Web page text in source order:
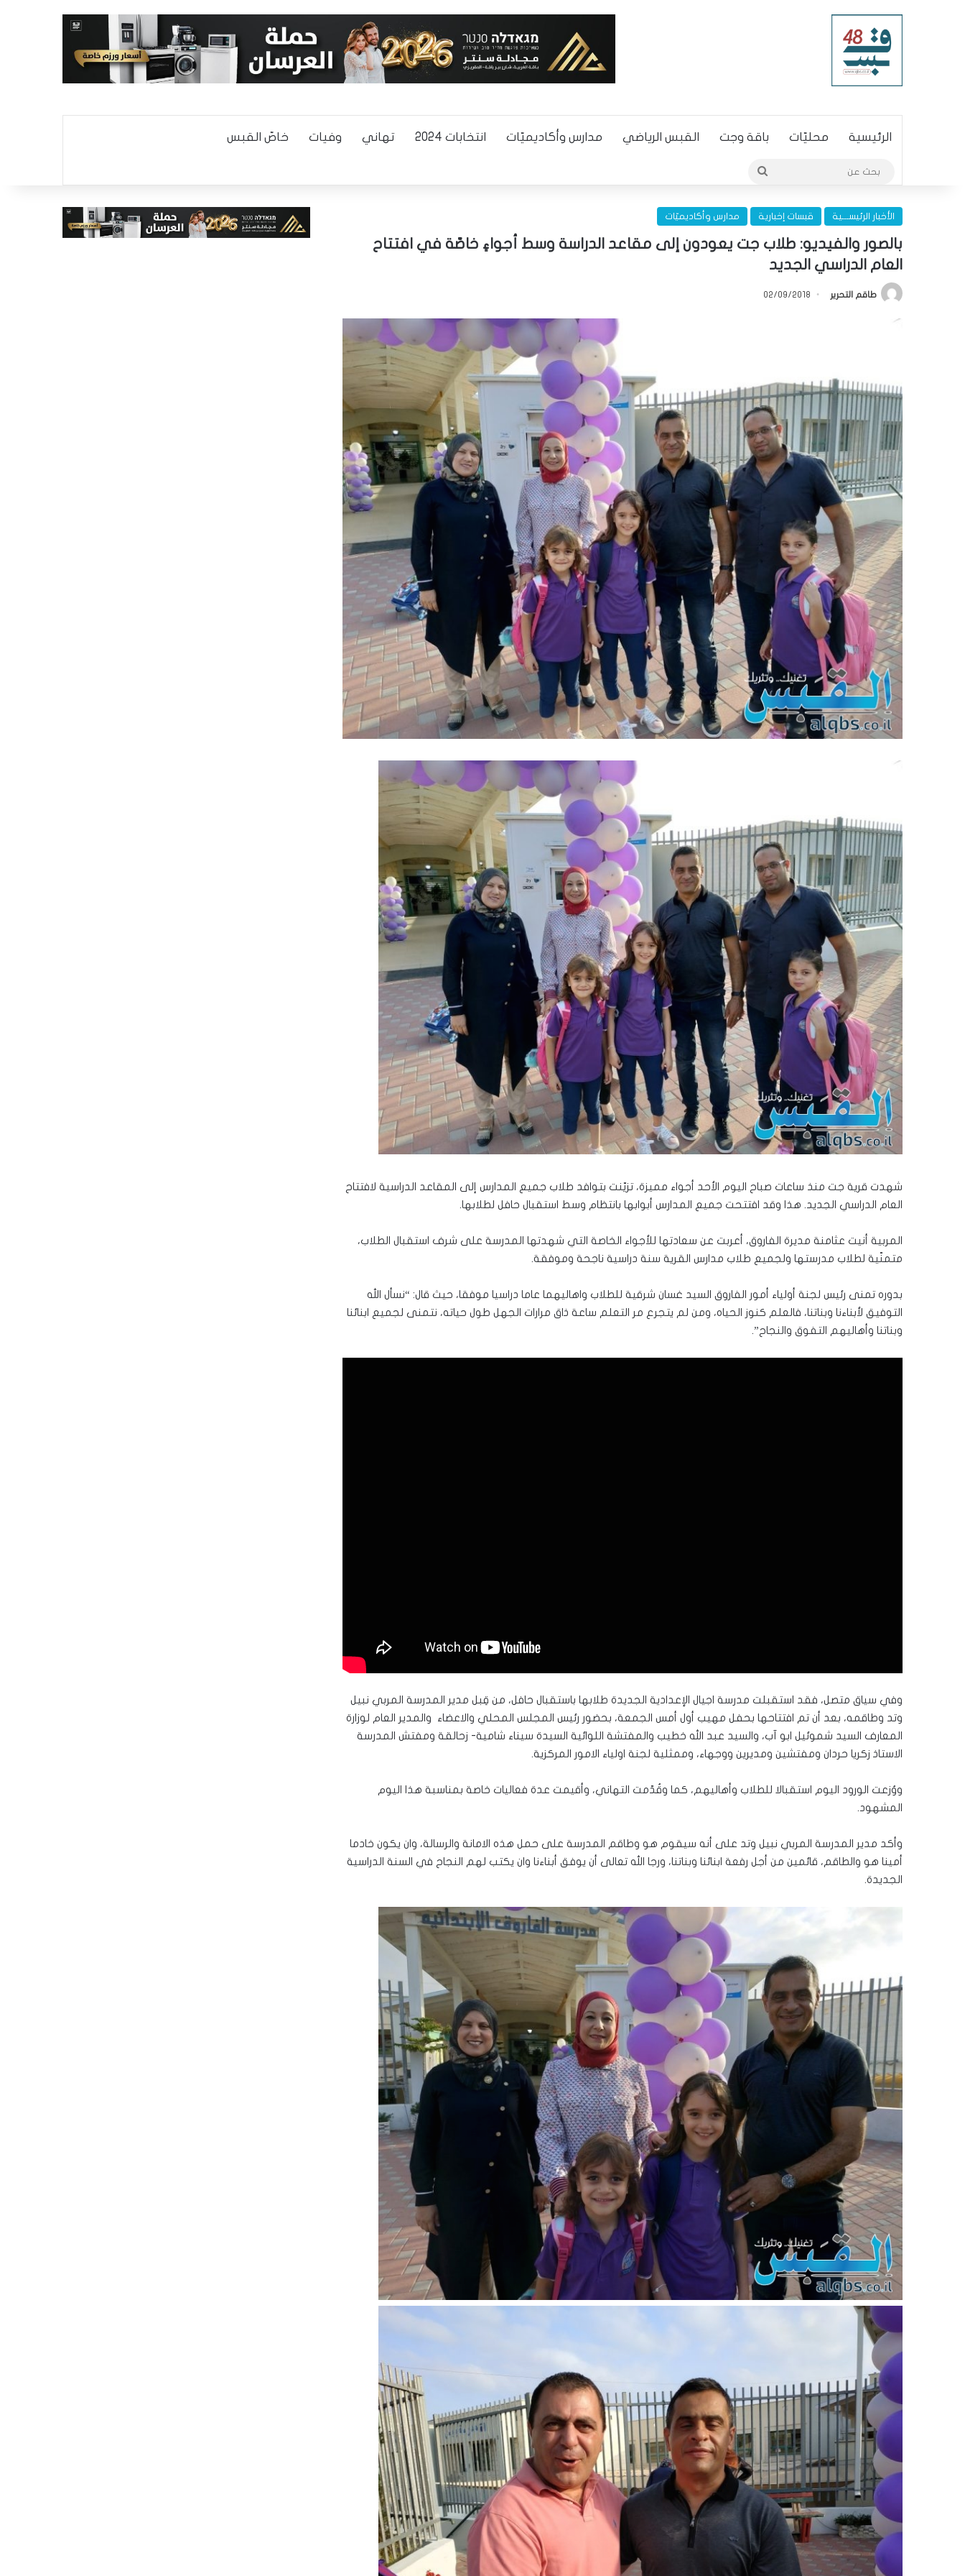
الرئيسية محليّات باقة وجت القبس الرياضي مدارس وأكاديميّات انتخابات 2024 تهاني وفيات خاصّ القبس
الأخبار الرئيســـية قبسات إخبارية مدارس وأكاديميّات
بالصور والفيديو: طلاب جت يعودون إلى مقاعد الدراسة وسط أجواءٍ خاصّة في افتتاح
العام الدراسي الجديد
طاقم التحرير 02/09/2018
شهدت قرية جت منذ ساعات صباح اليوم الأحد أجواء مميزة، تزيّنت بتوافد طلاب جميع المدارس إلى المقاعد الدراسية لافتتاح
العام الدراسي الجديد. هذا وقد افتتحت جميع المدارس أبوابها بانتظام وسط استقبال حافل لطلابها.
المربية أنيت عثامنة مديرة الفاروق، أعربت عن سعادتها للأجواء الخاصة التي شهدتها المدرسة على شرف استقبال الطلاب،
متمنّية لطلاب مدرستها ولجميع طلاب مدارس القرية سنة دراسية ناجحة وموفقة.
بدوره تمنى رئيس لجنة أولياء أمور الفاروق السيد غسان شرقية للطلاب واهاليهما عاما دراسيا موفقا، حيث قال: “نسأل الله
التوفيق لأبناءنا وبناتنا، فالعلم كنوز الحياه، ومن لم يتجرع مر التعلم ساعة ذاق مرارات الجهل طول حياته، نتمنى لجميع ابنائنا
وبناتنا وأهاليهم التفوق والنجاح”.
وفي سياق متصل، فقد استقبلت مدرسة اجيال الإعدادية الجديدة طلابها باستقبال حافل، من قِبل مدير المدرسة المربي نبيل
وتد وطاقمه، بعد أن تم افتتاحها بحفل مهيب أول أمس الجمعة، بحضور رئيس المجلس المحلي والاعضاء والمدير العام لوزارة
المعارف السيد شموئيل ابو آب، والسيد عبد الله خطيب والمفتشة اللوائية السيدة سيناء شامية- زحالقة ومفتش المدرسة
الاستاذ زكريا حردان ومفتشين ومديرين ووجهاء، وممثلية لجنة اولياء الامور المركزية.
ووُزعت الورود اليوم استقبالا للطلاب وأهاليهم، كما وقُدّمت التهاني، وأقيمت عدة فعاليات خاصة بمناسبة هذا اليوم
المشهود.
وأكد مدير المدرسة المربي نبيل وتد على أنه سيقوم هو وطاقم المدرسة على حمل هذه الامانة والرسالة، وان يكون خادما
أمينا هو والطاقم، قائمين من أجل رفعة ابنائنا وبناتنا، ورجا الله تعالى أن يوفق أبناءنا وان يكتب لهم النجاح في السنة الدراسية
الجديدة.